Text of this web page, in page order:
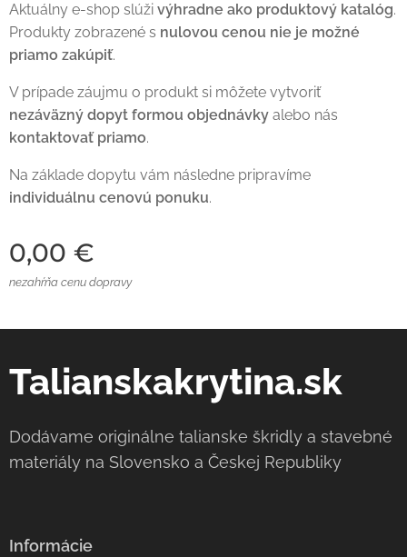
Aktuálny e-shop slúži výhradne ako produktový katalóg.
Produkty zobrazené s nulovou cenou nie je možné
priamo zakúpiť.
V prípade záujmu o produkt si môžete vytvoriť
nezáväzný dopyt formou objednávky alebo nás
kontaktovať priamo.
Na základe dopytu vám následne pripravíme
individuálnu cenovú ponuku.
0,00 €
nezahŕňa cenu dopravy
Talianskakrytina.sk
Dodávame originálne talianske škridly a stavebné
materiály na Slovensko a Českej Republiky
Informácie